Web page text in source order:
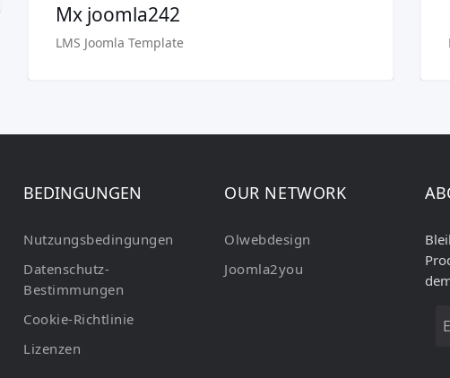
Mx joomla242
LMS Joomla Template
BEDINGUNGEN
Nutzungsbedingungen
Datenschutz-
Bestimmungen
Cookie-Richtlinie
Lizenzen
OUR NETWORK
Olwebdesign
Joomla2you